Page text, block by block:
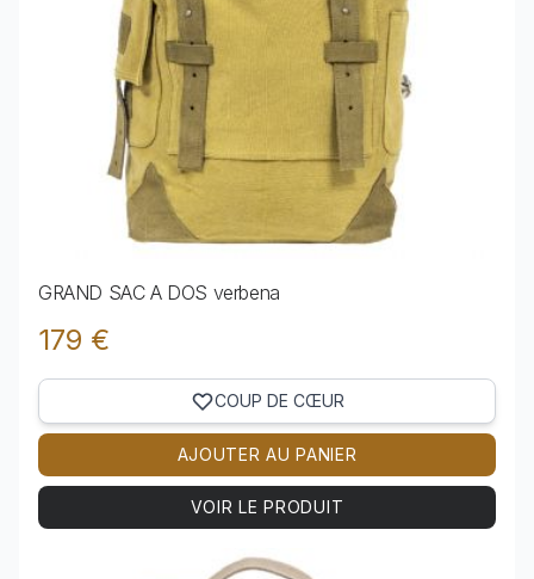
GRAND SAC A DOS verbena
179 €
COUP DE CŒUR
AJOUTER AU PANIER
VOIR LE PRODUIT
Voir le produit GRAND SAC A DOS